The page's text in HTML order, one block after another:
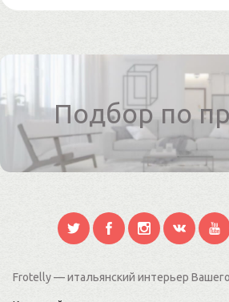
Подбор по
Frotelly — итальянский интерьер